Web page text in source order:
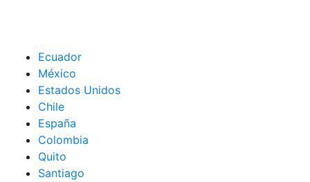
Ecuador
México
Estados Unidos
Chile
España
Colombia
Quito
Santiago